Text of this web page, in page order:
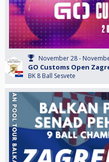
November 28 -
GO Customs Open
BK 8 Ball Sesvete